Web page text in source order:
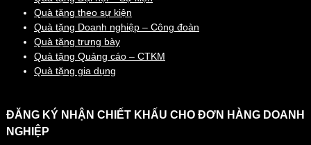
Quà tặng theo sự kiện
Quà tặng Doanh nghiệp – Công đoàn
Quà tặng trưng bày
Quà tặng Quảng cáo – CTKM
Quà tặng gia dụng
ĐĂNG KÝ NHẬN CHIẾT KHẤU CHO ĐƠN HÀNG DOANH
NGHIỆP